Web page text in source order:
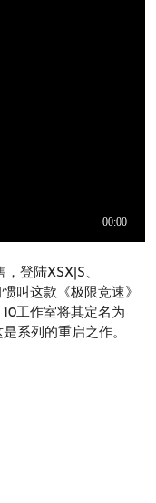
登陆XSX|S、
叫这款《极限竞速》
工作室将其定名为
系列的重启之作。